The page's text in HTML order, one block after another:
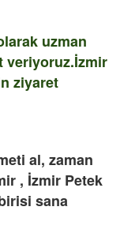
uzman
veriyoruz.İzmir
ziyaret
al, zaman
, İzmir Petek
sana